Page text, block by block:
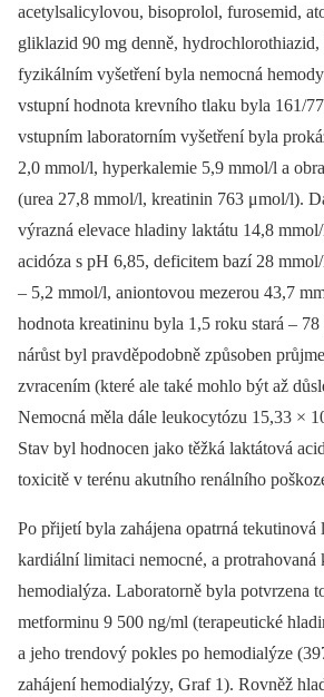
acetylsalicylovou, bisoprolol, furosemid,
gliklazid 90 mg denně, hydrochlorothiazid,
fyzikálním vyšetření byla nemocná
vstupní hodnota krevního tlaku byla 161/
vstupním laboratorním vyšetření byla
2,0 mmol/l, hyperkalemie 5,9 mmol/l a
(urea 27,8 mmol/l, kreatinin 763 μmol/l).
výrazná elevace hladiny laktátu 14,8
acidóza s pH 6,85, deficitem bazí 28
–⁠ 5,2 mmol/l, aniontovou mezerou 43,7
hodnota kreatininu byla 1,5 roku stará –⁠
nárůst byl pravděpodobně způsoben
zvracením (které ale také mohlo být až
Nemocná měla dále leukocytózu 15,33 ×
Stav byl hodnocen jako těžká laktátová
toxicitě v terénu akutního renálního
Po přijetí byla zahájena opatrná tekutinová
kardiální limitaci nemocné, a protrahovaná
hemodialýza. Laboratorně byla potvrzena
metforminu 9 500 ng/ml (terapeutické
a jeho trendový pokles po hemodialýze
zahájení hemodialýzy, Graf 1). Rovněž